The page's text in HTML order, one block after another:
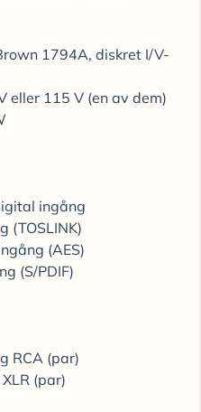
1794A, diskret I/V-
eller 115 V (en av dem)
ingång
(TOSLINK)
(AES)
(S/PDIF)
RCA (par)
(par)